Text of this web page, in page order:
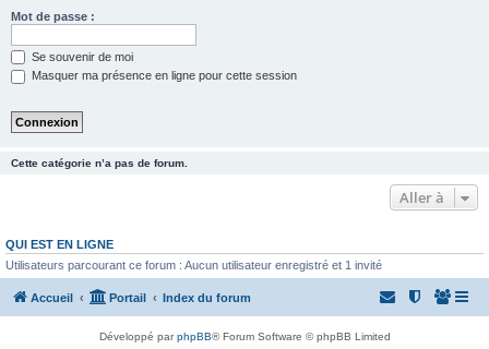
Mot de passe :
Se souvenir de moi
Masquer ma présence en ligne pour cette session
Cette catégorie n’a pas de forum.
Aller à
QUI EST EN LIGNE
Utilisateurs parcourant ce forum : Aucun utilisateur enregistré et 1 invité
Accueil Portail Index du forum
Développé parphpBB® Forum Software © phpBB Limited